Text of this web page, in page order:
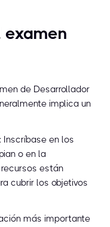
examen
de Desarrollador
implica un
en los
o en la
están
cubrir los objetivos
más importante